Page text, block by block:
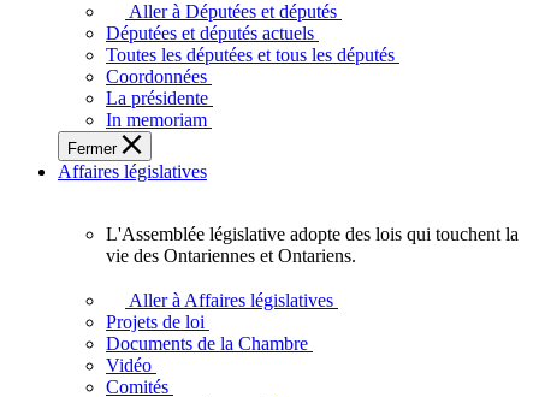
députés
vous
représentent
sein
de
l'Assemblée
législative
l'Ontario.
Aller à Députées et députés
Députées et députés actuels
Toutes les députées et tous les députés
Coordonnées
La présidente
In memoriam
Fermer
Affaires législatives
L'Assemblée
adopte
touchent
L'Assemblée législative adopte des lois qui touchent la
vie des Ontariennes et Ontariens.
Aller à Affaires législatives
Projets de loi
Documents de la Chambre
Vidéo
Comités